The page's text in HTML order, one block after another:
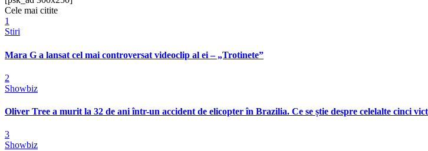
Cele mai citite
1
Stiri
Mara G a lansat cel mai controversat videoclip al ei – „Trotinete”
2
Showbiz
Oliver Tree a murit la 32 de ani într-un accident de elicopter în Brazilia. Ce se știe despre celelalte cinci
3
Showbiz